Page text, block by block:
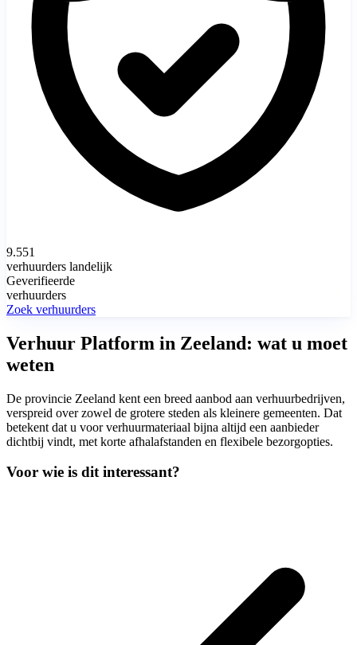
9.551
verhuurders landelijk
Geverifieerde
verhuurders
Zoek verhuurders
Verhuur Platform in Zeeland: wat u moet
weten
De provincie Zeeland kent een breed aanbod aan verhuurbedrijven,
verspreid over zowel de grotere steden als kleinere gemeenten. Dat
betekent dat u voor verhuurmateriaal bijna altijd een aanbieder
dichtbij vindt, met korte afhalafstanden en flexibele bezorgopties.
Voor wie is dit interessant?